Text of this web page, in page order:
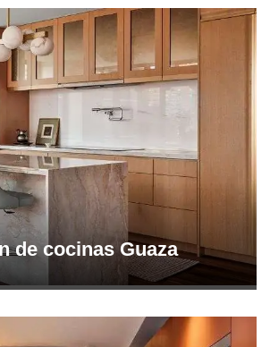
de cocinas Guaza